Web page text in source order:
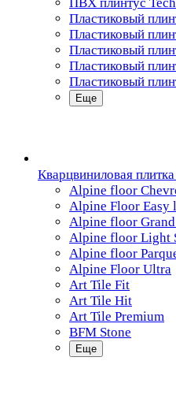
Пластиковый
Пластиковый
Пластиковый
Пластиковый
Пластиковый
Еще
Кварцвиниловая
Alpine floor
Alpine Floor Easy
Alpine floor Grand
Alpine floor Light
Alpine floor
Alpine Floor Ultra
Art Tile Fit
Art Tile Hit
Art Tile Premium
BFM Stone
Еще